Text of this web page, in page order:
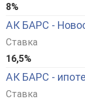
8%
АК БАРС -
Ставка
16,5%
АК БАРС -
Ставка